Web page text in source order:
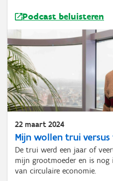
Podcast beluisteren
22 maart 2024
Mijn wollen trui
De trui werd een jaar of
mijn grootmoeder en is nog
van circulaire economie.